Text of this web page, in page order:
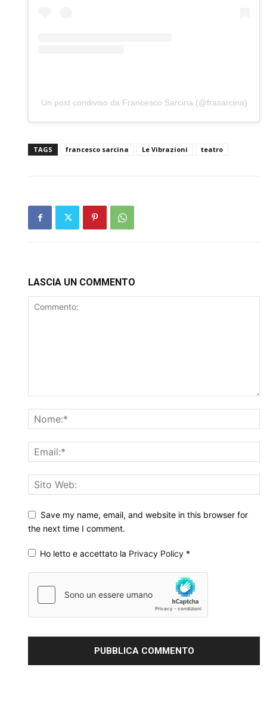
Un post condiviso da Francesco Sarcina (@frasarcina)
TAGS francesco sarcina Le Vibrazioni teatro
LASCIA UN COMMENTO
Save my name, email, and website in this browser for
the next time I comment.
Ho letto e accettato la Privacy Policy *